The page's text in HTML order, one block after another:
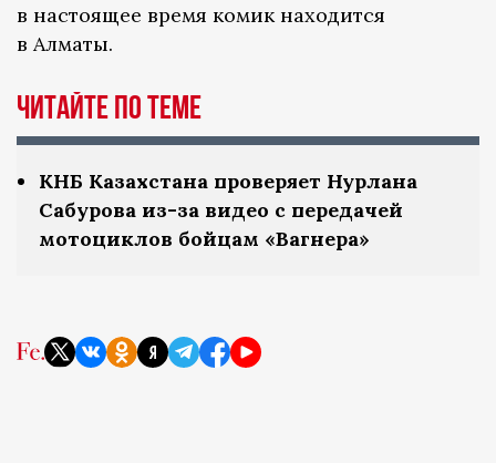
в настоящее время комик находится
в Алматы.
ЧИТАЙТЕ ПО ТЕМЕ
КНБ Казахстана проверяет Нурлана
Сабурова из-за видео с передачей
мотоциклов бойцам «Вагнера»